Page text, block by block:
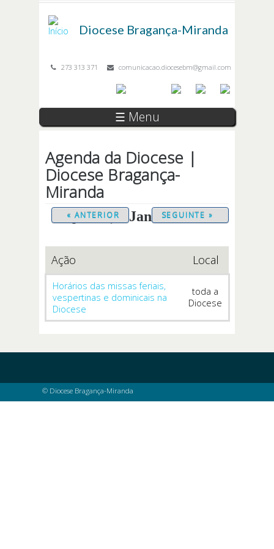
Diocese Bragança-Miranda
273 313 371 comunicacao.diocesebm@gmail.com
☰ Menu
Agenda da Diocese |
Diocese Bragança-
Miranda
Quarta, 7 Janeiro 2026
« ANTERIOR SEGUINTE »
Ação Local
Horários das missas feriais,
vespertinas e dominicais na
Diocese
toda a
Diocese
© Diocese Bragança-Miranda